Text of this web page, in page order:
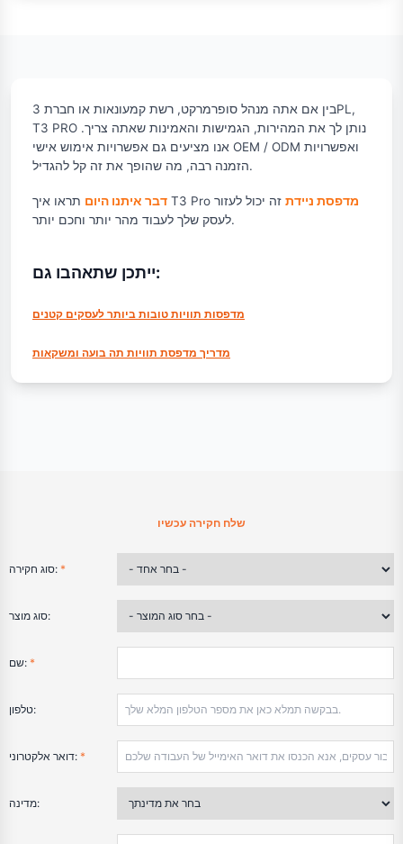
בין אם אתה מנהל סופרמרקט, רשת קמעונאות או חברת 3PL,
T3 PRO נותן לך את המהירות, הגמישות והאמינות שאתה צריך.
אנו מציעים גם אפשרויות אימוש אישי OEM / ODM ואפשרויות
הזמנה רבה, מה שהופך את זה קל להגדיל.
דבר איתנו היום תראו איך T3 Pro מדפסת ניידת זה יכול לעזור
לעסק שלך לעבוד מהר יותר וחכם יותר.
ייתכן שתאהבו גם:
מדפסות תוויות טובות ביותר לעסקים קטנים
מדריך מדפסת תוויות תה בועה ומשקאות
שלח חקירה עכשיו
סוג חקירה: *
סוג מוצר:
שם: *
טלפון:
דואר אלקטרוני: *
מדינה: